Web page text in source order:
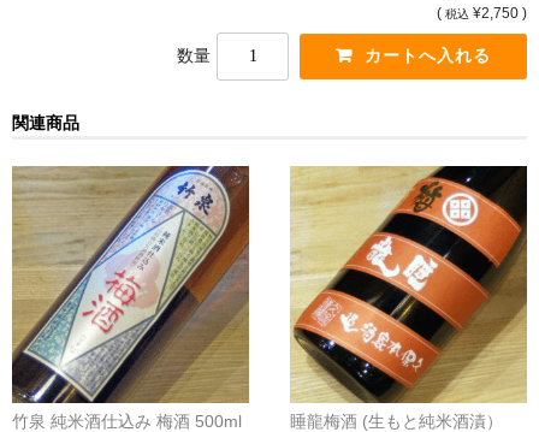
France Champagne /ﾌﾗﾝｽ・ｼｬﾝﾊﾟｰﾆｭ
Petitjean Pienne（ﾌﾟﾁｼﾞｬﾝ･ﾋﾟｴﾝﾇ）
France Bourgogone/ﾌﾗﾝｽ･ﾌﾞﾙｺﾞｰﾆｭ
Pattes Loup（ﾊﾟｯﾄ・ﾙｰ）
Marcel Lapierre（ﾏﾙｾﾙ・ﾗﾋﾟｴｰﾙ）
Philippe Jambon（ﾌｨﾘｯﾌﾟ･ｼﾞｬﾝﾎﾞﾝ）
Roblet Monnot（ﾛﾌﾞﾚ･ﾓﾉ）
( 税込 ¥2,750 )
数量
関連商品
竹泉 純米酒仕込み 梅酒 500ml
睡龍梅酒 (生もと純米酒漬）